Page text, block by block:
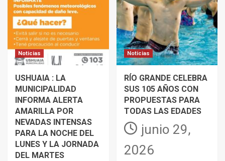
Noticias
USHUAIA : LA
MUNICIPALIDAD
INFORMA ALERTA
AMARILLA POR
NEVADAS INTENSAS
PARA LA NOCHE DEL
LUNES Y LA JORNADA
DEL MARTES
Noticias
RÍO GRANDE CELEBRA
SUS 105 AÑOS CON
PROPUESTAS PARA
TODAS LAS EDADES
junio 29,
2026